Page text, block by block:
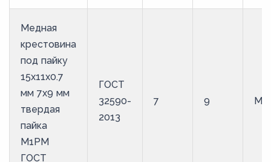
Медная
крестовина
под пайку
15х11х0.7
мм 7х9 мм
твердая
пайка
М1РМ
ГОСТ
ГОСТ
32590-
2013
7 9